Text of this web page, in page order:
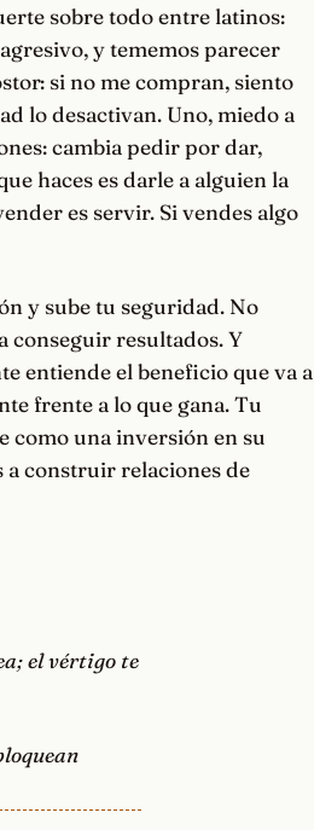
sobre todo entre latinos:
y tememos parecer
si no me compran, siento
lo desactivan. Uno, miedo a
cambia pedir por dar,
haces es darle a alguien la
es servir. Si vendes algo
y sube tu seguridad. No
conseguir resultados. Y
entiende el beneficio que va a
frente a lo que gana. Tu
como una inversión en su
a construir relaciones de
el vértigo te